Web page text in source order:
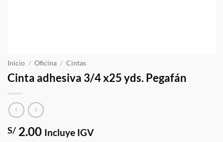
Inicio / Oficina / Cintas
Cinta adhesiva 3/4 x25 yds. Pegafán
S/ 2.00 Incluye IGV